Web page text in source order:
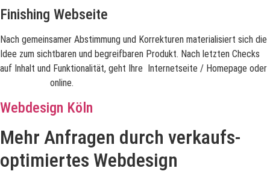
Finishing Webseite
Nach gemeinsamer Abstimmung und Korrekturen materialisiert sich die
Idee zum sichtbaren und begreifbaren Produkt. Nach letzten Checks
auf Inhalt und Funktionalität, geht Ihre Internetseite / Homepage oder
online.
Webdesign Köln
Mehr Anfragen durch verkaufs-
optimiertes Webdesign